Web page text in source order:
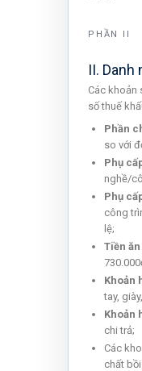
PHẦN II
II.
Các khoản
số thuế
Phần
so với
Phụ
nghề/
Phụ
công
lệ;
Tiền
Khoản
tay,
Khoản
chi trả;
Các
chất